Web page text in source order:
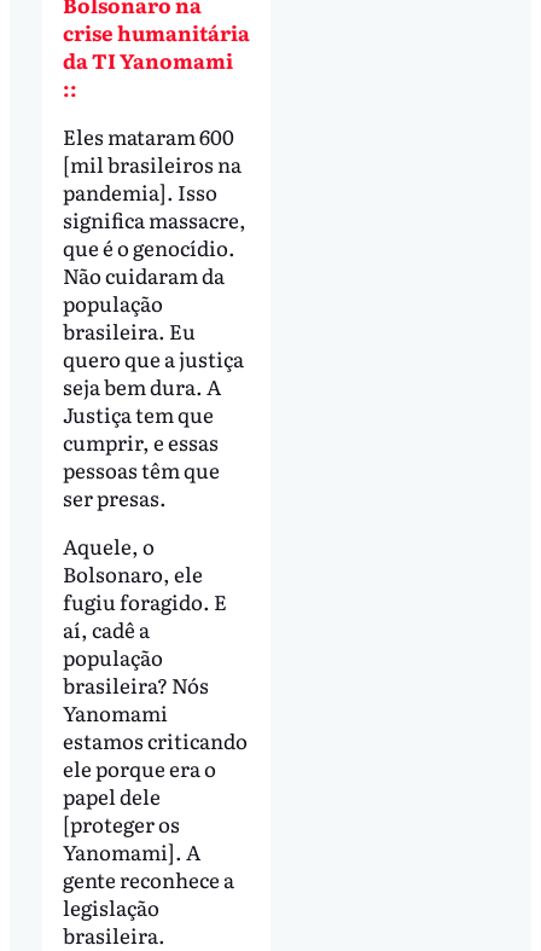
crise humanitária
da TI Yanomami
::
Eles mataram 600
[mil brasileiros na
pandemia]. Isso
significa massacre,
que é o genocídio.
Não cuidaram da
população
brasileira. Eu
quero que a justiça
seja bem dura. A
Justiça tem que
cumprir, e essas
pessoas têm que
ser presas.
Aquele, o
Bolsonaro, ele
fugiu foragido. E
aí, cadê a
população
brasileira? Nós
Yanomami
estamos criticando
ele porque era o
papel dele
[proteger os
Yanomami]. A
gente reconhece a
legislação
brasileira.